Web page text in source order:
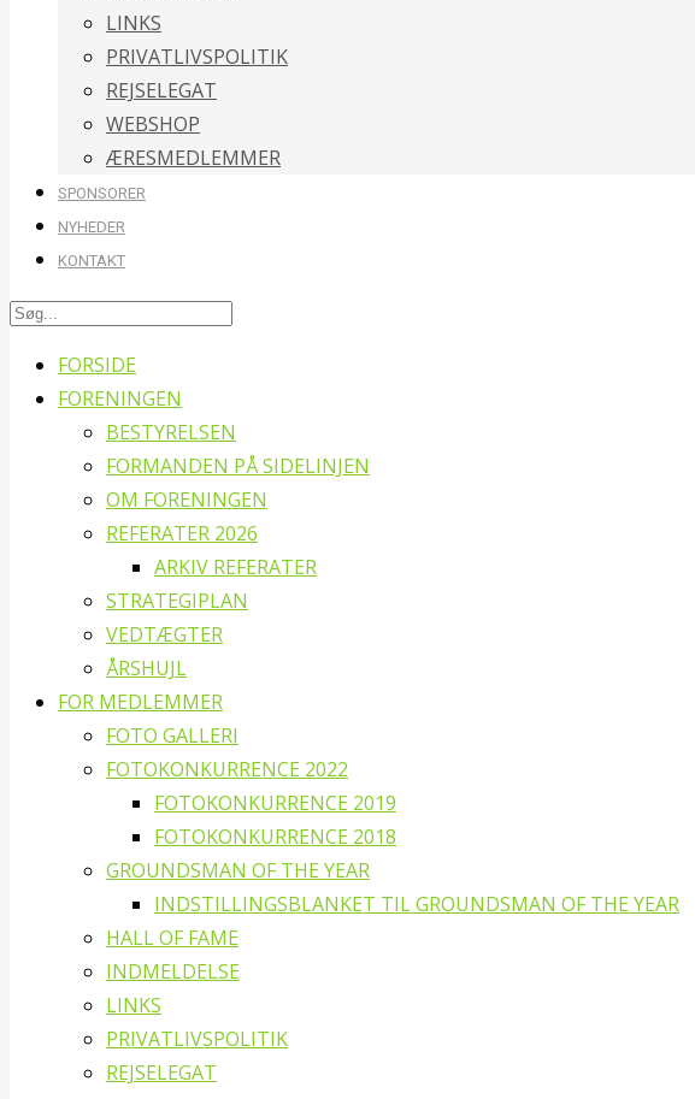
LINKS
PRIVATLIVSPOLITIK
REJSELEGAT
WEBSHOP
ÆRESMEDLEMMER
SPONSORER
NYHEDER
KONTAKT
FORSIDE
FORENINGEN
BESTYRELSEN
FORMANDEN PÅ SIDELINJEN
OM FORENINGEN
REFERATER 2026
ARKIV REFERATER
STRATEGIPLAN
VEDTÆGTER
ÅRSHUJL
FOR MEDLEMMER
FOTO GALLERI
FOTOKONKURRENCE 2022
FOTOKONKURRENCE 2019
FOTOKONKURRENCE 2018
GROUNDSMAN OF THE YEAR
INDSTILLINGSBLANKET TIL GROUNDSMAN OF THE YEAR
HALL OF FAME
INDMELDELSE
LINKS
PRIVATLIVSPOLITIK
REJSELEGAT